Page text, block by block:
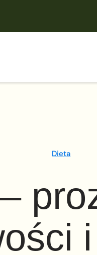
Dieta